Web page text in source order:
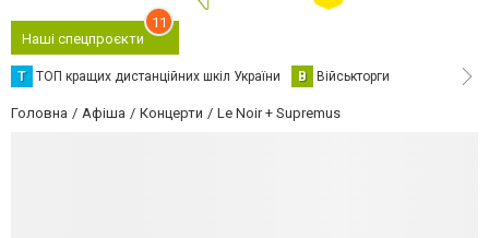
Наші спецпроєкти
11
Т ТОП кращих дистанційних шкіл України В Військторги
Головна Афіша Концерти Le Noir + Supremus